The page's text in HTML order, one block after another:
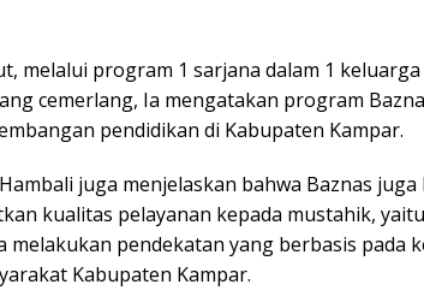
melalui program 1 sarjana dalam 1
cemerlang, Ia mengatakan program
pendidikan di Kabupaten Kampar.
juga menjelaskan bahwa Baznas
kualitas pelayanan kepada mustahik,
melakukan pendekatan yang berbasis pada
Kabupaten Kampar.